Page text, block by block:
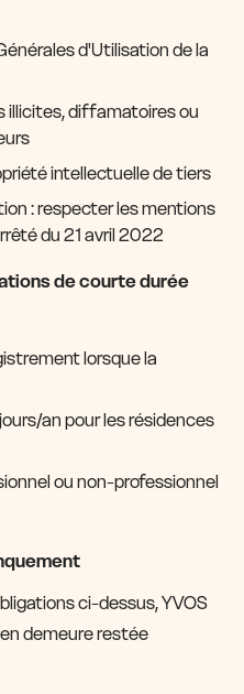
d'Utilisation de la
illicites, diffamatoires ou
intellectuelle de tiers
: respecter les mentions
du 21 avril 2022
de courte durée
lorsque la
an pour les résidences
ou non-professionnel
ci-dessus, YVOS
demeure restée